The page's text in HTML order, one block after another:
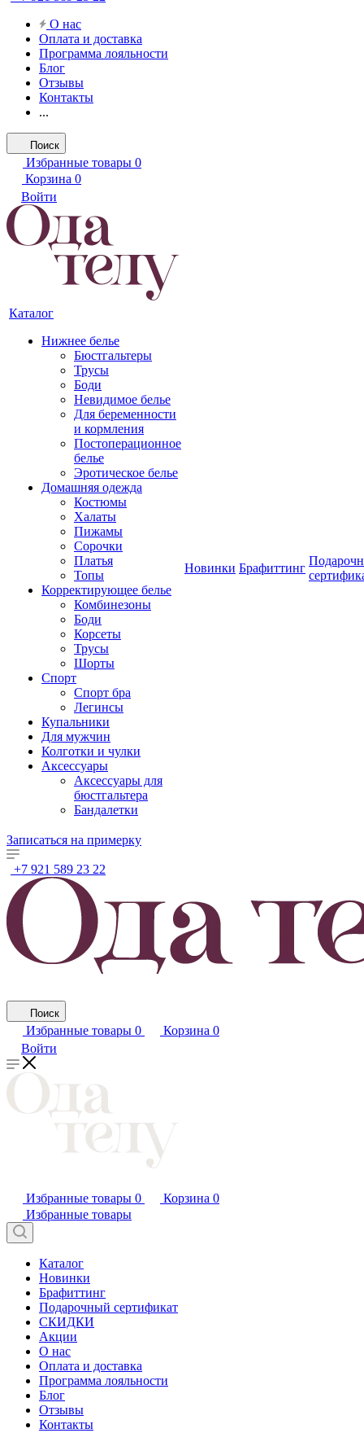
О нас
Оплата и доставка
Программа лояльности
Блог
Отзывы
Контакты
...
Поиск
Избранные товары 0
Корзина 0
Войти
Каталог
Нижнее белье
Бюстгальтеры
Трусы
Боди
Невидимое белье
Для беременности
и кормления
Постоперационное
белье
Эротическое белье
Домашняя одежда
Костюмы
Халаты
Пижамы
Сорочки
Платья
Топы
Корректирующее белье
Комбинезоны
Боди
Корсеты
Трусы
Шорты
Спорт
Спорт бра
Легинсы
Купальники
Для мужчин
Колготки и чулки
Аксессуары
Аксессуары для
бюстгальтера
Бандалетки
Новинки Брафиттинг
Записаться на примерку
+7 921 589 23 22
Поиск
Избранные товары 0 Корзина 0
Войти
Избранные товары 0 Корзина 0
Избранные товары
Каталог
Новинки
Брафиттинг
Подарочный сертификат
СКИДКИ
Акции
О нас
Оплата и доставка
Программа лояльности
Блог
Отзывы
Контакты